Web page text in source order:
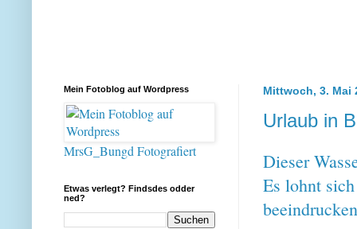
Mittwoch, 3. Mai
Urlaub in
Dieser
Es lohnt
Mein Fotoblog auf Wordpress
MrsG_Bungd Fotografiert
Etwas verlegt? Findsdes odder
ned?